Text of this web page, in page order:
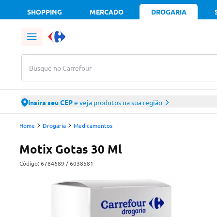
SHOPPING MERCADO DROGARIA
Busque no Carrefour
Insira seu CEPe veja produtos na sua região
Home Drogaria Medicamentos
Motix Gotas 30 Ml
Código: 6784689 / 6038581